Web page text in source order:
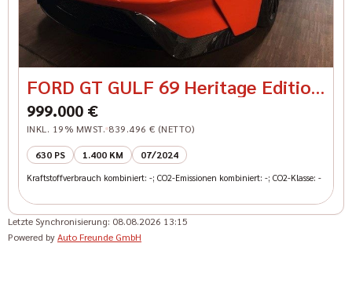
FORD GT GULF 69 Heritage Edition
Carbon Felgen
999.000 €
INKL. 19% MWST. 839.496 € (NETTO)
630 PS 1.400 KM 07/2024
Kraftstoffverbrauch kombiniert: -; CO2-Emissionen kombiniert: -; CO2-Klasse: -
Letzte Synchronisierung: 08.08.2026 13:15
Powered byAuto Freunde GmbH